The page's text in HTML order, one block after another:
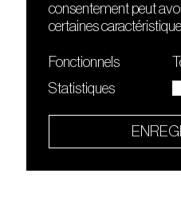
Le Sucre fait partie de
Quartier culturel et
consentement peut
certaines
Fonctionnels
Statistiques